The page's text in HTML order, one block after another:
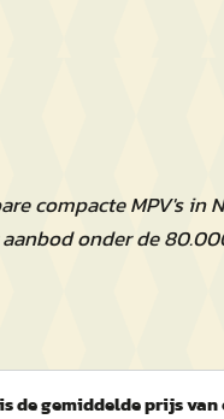
compacte MPV's in
aanbod onder de
de gemiddelde prijs van